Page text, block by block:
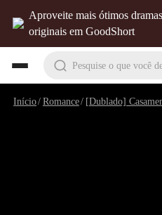
Aproveite mais ótimos
originais em GoodShort
Pesquise o que você
Início/Romance/ [Dublado]